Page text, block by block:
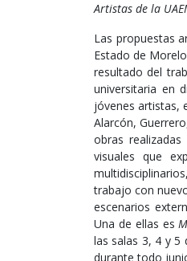
Artistas de la
Las propuestas
Estado de
resultado del
universitaria en
jóvenes artistas,
Alarcón,
obras
visuales que
trabajo con
escenarios
Una de ellas es
las salas 3, 4 y 5
durante todo